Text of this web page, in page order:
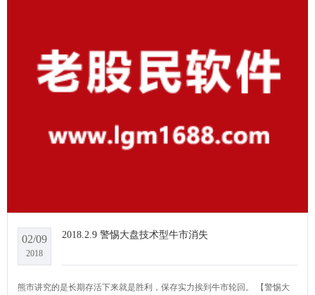
02/09
2018
2018.2.9 警惕大盘技术型牛市消失
熊市讲究的是长期存活下来就是胜利，保存实力挨到牛市轮回。 ​​​【警惕大